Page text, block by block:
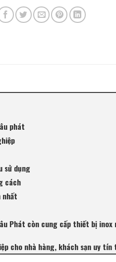
phát
sử dụng
cách
nhất
Phát còn cung cấp thiết bị inox
cho nhà hàng, khách sạn uy tín